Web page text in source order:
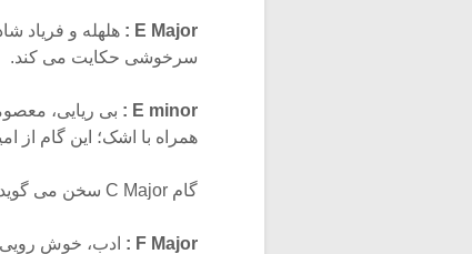
E Major :
هلهله و فریاد
سرخوشی حکایت می کند.
E minor :
بی ریایی،
همراه با اشک؛ این گام
گام C Major سخن می گوید.
F Major : ادب، خوش